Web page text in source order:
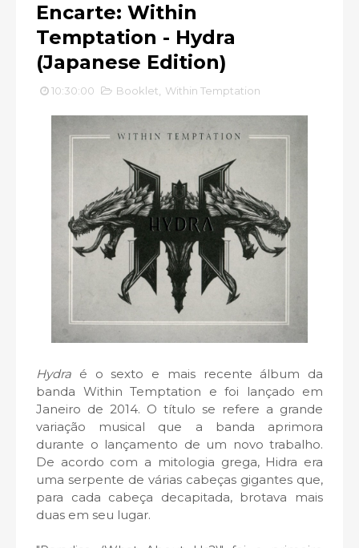
Encarte: Within
Temptation - Hydra
(Japanese Edition)
10:30:00 Booklet Within Temptation
Hydra é o sexto e mais recente álbum da
banda Within Temptation e foi lançado em
Janeiro de 2014. O título se refere a grande
variação musical que a banda aprimora
durante o lançamento de um novo trabalho.
De acordo com a mitologia grega, Hidra era
uma serpente de várias cabeças gigantes que,
para cada cabeça decapitada, brotava mais
duas em seu lugar.